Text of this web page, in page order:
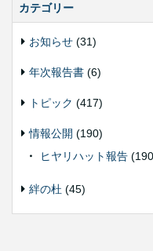
カテゴリー
お知らせ (31)
年次報告書 (6)
トピック (417)
情報公開 (190)
ヒヤリハット報告
絆の杜 (45)